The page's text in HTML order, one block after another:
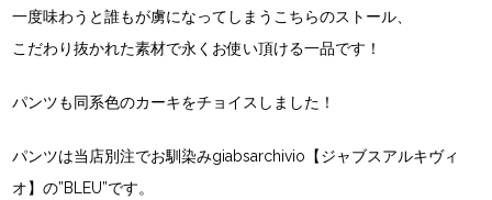
一度味わうと誰もが虜になってしまうこちらのストール、
こだわり抜かれた素材で永くお使い頂ける一品です！
パンツも同系色のカーキをチョイスしました！
パンツは当店別注でお馴染みgiabsarchivio【ジャブスアルキヴィ
オ】の”BLEU”です。